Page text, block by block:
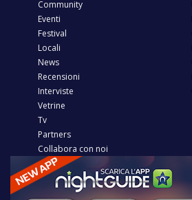
Community
Eventi
Festival
Locali
News
Recensioni
Interviste
Vetrine
Tv
Partners
Collabora con noi